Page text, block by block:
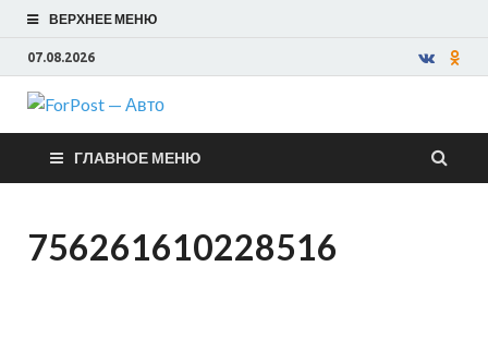
ВЕРХНЕЕ МЕНЮ
07.08.2026
ForPost —
Авто
ГЛАВНОЕ МЕНЮ
756261610228516